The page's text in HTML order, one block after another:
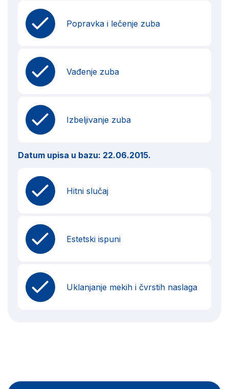
Popravka i lečenje zuba
Vađenje zuba
Izbeljivanje zuba
Datum upisa u bazu: 22.06.2015.
Hitni slučaj
Estetski ispuni
Uklanjanje mekih i čvrstih naslaga